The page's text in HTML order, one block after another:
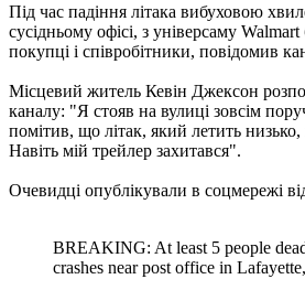
Під час падіння літака вибуховою
сусідньому офісі, з універсаму
покупці і співробітники, повідомив
Місцевий житель Кевін Джексон
каналу: "Я стояв на вулиці зовсім
помітив, що літак, який летить
Навіть мій трейлер захитався".
Очевидці опублікували в соцмережі
BREAKING: At least 5 people
crashes near post office in